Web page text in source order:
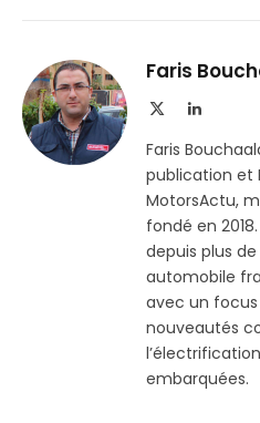
Faris
LinkedIn
Faris
publication et
MotorsActu,
fondé en
depuis plus
automobile
avec un focus
nouveautés
embarquées.